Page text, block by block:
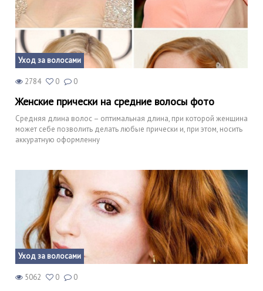
Уход за волосами
2784 0 0
Женские прически на средние волосы фото
Средняя длина волос – оптимальная длина, при которой женщина
может себе позволить делать любые прически и, при этом, носить
аккуратную оформленну
Уход за волосами
5062 0 0